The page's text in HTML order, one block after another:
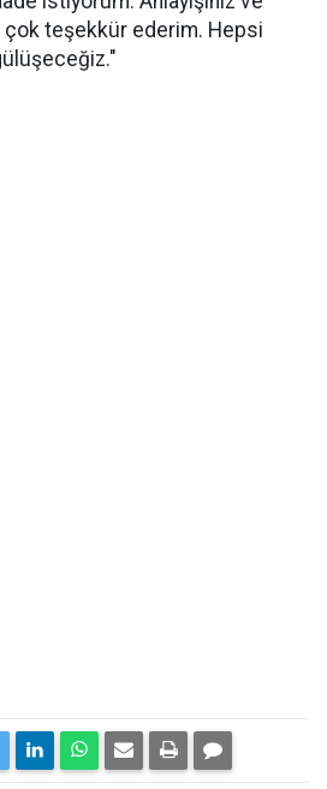
teşekkür ederim. Hepsi